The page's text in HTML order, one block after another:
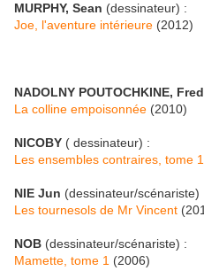
MURPHY, Sean (dessinateur) :
Joe, l'aventure intérieure (2012)
NADOLNY POUTOCHKINE,
La colline empoisonnée (2010)
NICOBY ( dessinateur) :
Les ensembles contraires, tome
NIE Jun (dessinateur/scénariste)
Les tournesols de Mr Vincent
NOB (dessinateur/scénariste) :
Mamette, tome 1 (2006)